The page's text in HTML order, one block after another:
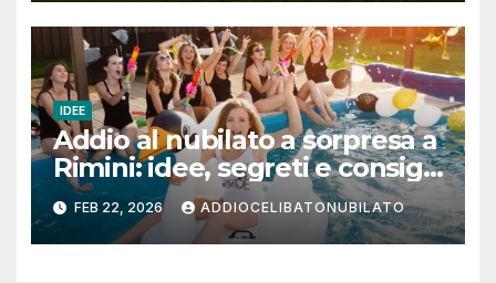
IDEE
Addio al nubilato a sorpresa a
Rimini: idee, segreti e consigli
per un weekend
indimenticabile
FEB 22, 2026 ADDIOCELIBATONUBILATO